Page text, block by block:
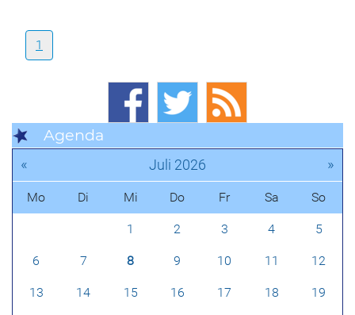
1
Agenda
« Juli 2026 »
Mo Di Mi Do Fr Sa So
1 2 3 4 5
6 7 8 9 10 11 12
13 14 15 16 17 18 19